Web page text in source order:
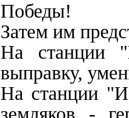
Победы!
Затем им
На станции
выправку,
На станции